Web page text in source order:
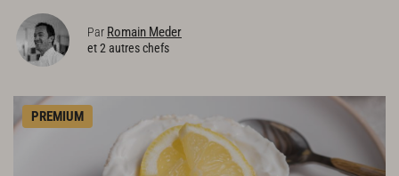
Par Romain Meder
et 2 autres chefs
PREMIUM